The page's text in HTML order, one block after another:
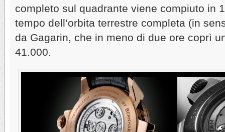
completo sul quadrante viene compiuto in
tempo dell’orbita terrestre completa (in
da Gagarin, che in meno di due ore coprì
41.000.